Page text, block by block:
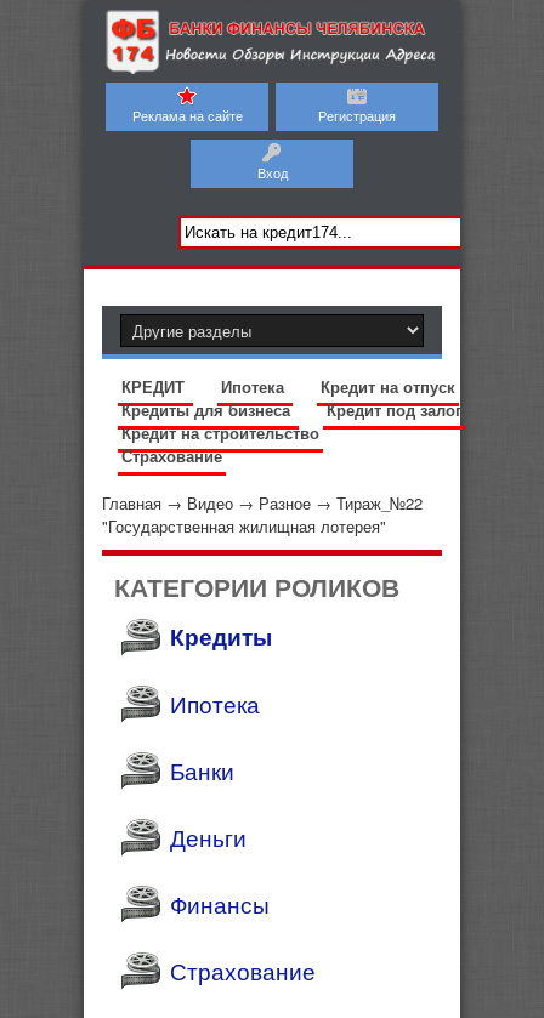
Реклама на сайте Регистрация
Вход
КРЕДИТ Ипотека
Кредит на отпуск
Кредиты для бизнеса
Кредит под залог
Кредит на строительство
Страхование
Главная → Видео → Разное → Тираж_№22
"Государственная жилищная лотерея"
КАТЕГОРИИ РОЛИКОВ
Кредиты
Ипотека
Банки
Деньги
Финансы
Страхование